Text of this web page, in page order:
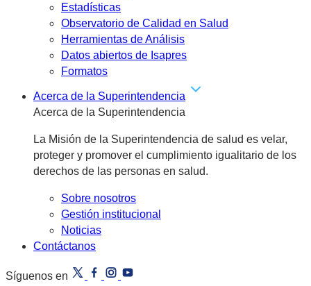
Estadísticas
Observatorio de Calidad en Salud
Herramientas de Análisis
Datos abiertos de Isapres
Formatos
Acerca de la Superintendencia
Acerca de la Superintendencia
La Misión de la Superintendencia de salud es velar,
proteger y promover el cumplimiento igualitario de los
derechos de las personas en salud.
Sobre nosotros
Gestión institucional
Noticias
Contáctanos
Síguenos en